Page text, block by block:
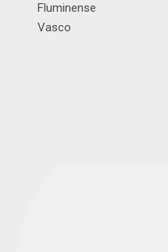
Fluminense
Vasco